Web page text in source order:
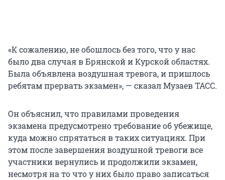
«К сожалению, не обошлось без того, что у нас
было два случая в Брянской и Курской областях.
Была объявлена воздушная тревога, и пришлось
ребятам прервать экзамен», — сказал Музаев ТАСС.
Он объяснил, что правилами проведения
экзамена предусмотрено требование об убежище,
куда можно спрятаться в таких ситуациях. При
этом после завершения воздушной тревоги все
участники вернулись и продолжили экзамен,
несмотря на то что у них было право записаться